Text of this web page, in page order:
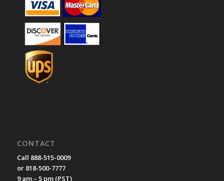
CONTACT
Call 888-515-0009
or 818-500-7777
9 am – 5 pm (PST)